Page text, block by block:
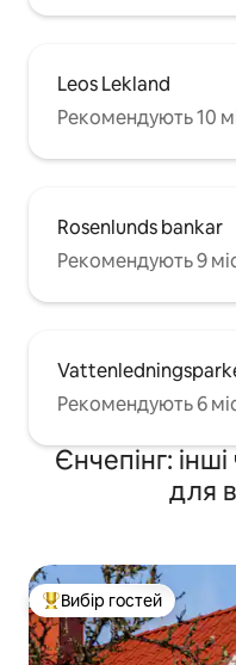
Leos Lekland
Рекомендують 10
Rosenlunds bankar
Рекомендують 9
Рекомендують 6
Єнчепінг:
для
Топ вибір гостей
Вибір гостей